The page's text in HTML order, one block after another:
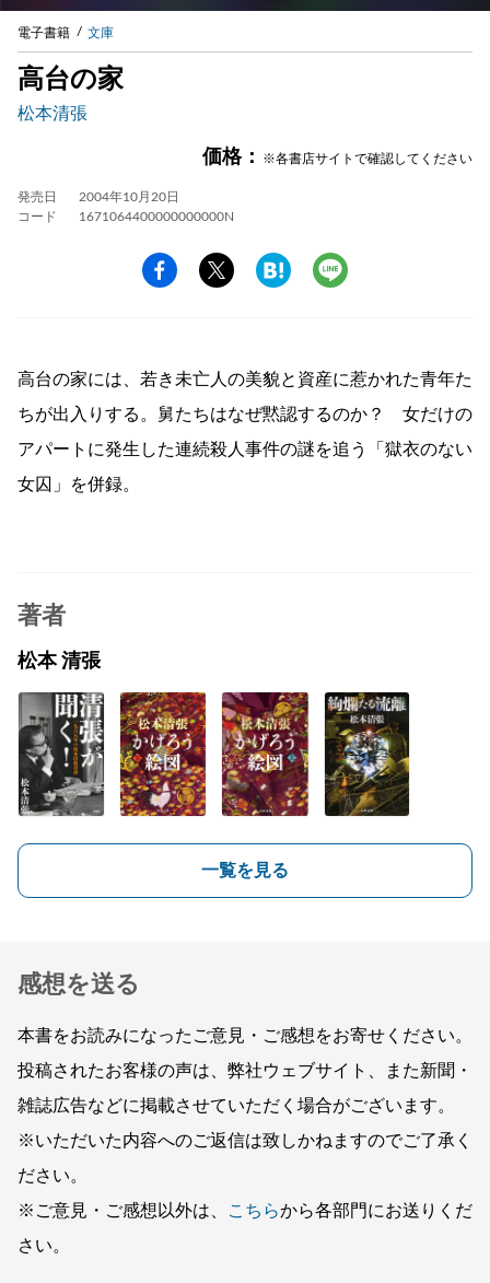
電子書籍 文庫
高台の家
松本清張
価格： ※各書店サイトで確認してください
発売日
2004年10月20日
コード
1671064400000000000N
高台の家には、若き未亡人の美貌と資産に惹かれた青年た
ちが出入りする。舅たちはなぜ黙認するのか？ 女だけの
アパートに発生した連続殺人事件の謎を追う「獄衣のない
女囚」を併録。
著者
松本 清張
一覧を見る
感想を送る
本書をお読みになったご意見・ご感想をお寄せください。
投稿されたお客様の声は、弊社ウェブサイト、また新聞・
雑誌広告などに掲載させていただく場合がございます。
※いただいた内容へのご返信は致しかねますのでご了承く
ださい。
※ご意見・ご感想以外は、
こちらから各部門にお送りくだ
さい。